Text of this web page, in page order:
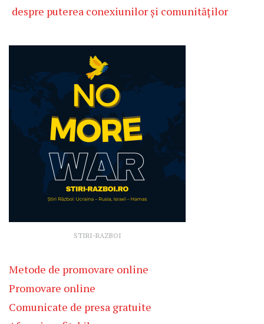
despre puterea conexiunilor și comunităților
STIRI-RAZBOI
Metode de promovare online
Promovare online
Comunicate de presa gratuite